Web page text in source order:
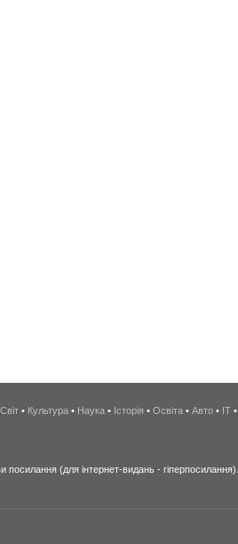
Світ • Культура • Наука • Історія • Освіта • Авто • IT •
посилання (для інтернет-видань - гіперпосилання).